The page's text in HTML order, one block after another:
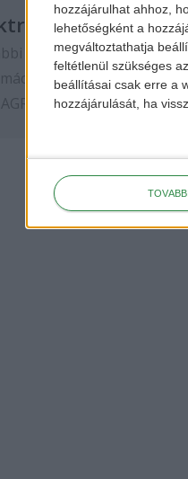
hozzájárulhat ahhoz,
lehetőségként a
megváltoztathatja
feltétlenül szükséges
beállításai csak erre a
hozzájárulását, ha
elektromos autós
kövess minket a
oldalon.